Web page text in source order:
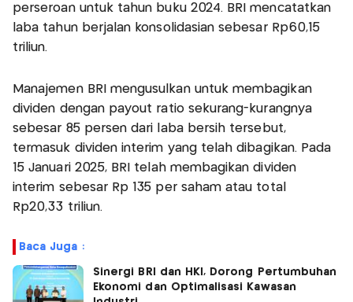
perseroan untuk tahun buku 2024. BRI mencatatkan
laba tahun berjalan konsolidasian sebesar Rp60,15
triliun.
Manajemen BRI mengusulkan untuk membagikan
dividen dengan payout ratio sekurang-kurangnya
sebesar 85 persen dari laba bersih tersebut,
termasuk dividen interim yang telah dibagikan. Pada
15 Januari 2025, BRI telah membagikan dividen
interim sebesar Rp 135 per saham atau total
Rp20,33 triliun.
Baca Juga :
Sinergi BRI dan HKI, Dorong Pertumbuhan
Ekonomi dan Optimalisasi Kawasan